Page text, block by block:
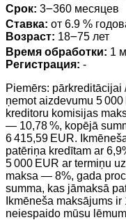
Срок: 3౼360 месяцев
Ставка: от 6.9 %
Возраст: 18౼75 лет
Время обработки: 1
Регистрация: -
Piemērs:
ņemot aizdevumu 5
kreditoru komisijas
— 10,78 %, kopējā
6 415,59 EUR.
patēriņa kredītam ar
5 000 EUR ar termiņu
maksa — 8%, gada
summa, kas jāmaksā
Ikmēneša maksājums
neiespaido mūsu